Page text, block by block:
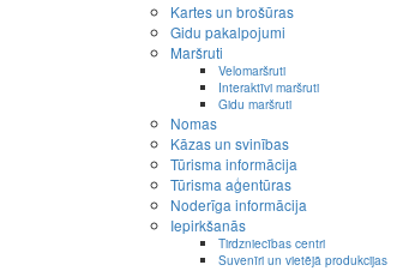
Kartes un brošūras
Gidu pakalpojumi
Maršruti
Velomaršruti
Interaktīvi maršruti
Gidu maršruti
Nomas
Kāzas un svinības
Tūrisma informācija
Tūrisma aģentūras
Noderīga informācija
Iepirkšanās
Tirdzniecības centri
Suvenīri un vietējā produkcijas